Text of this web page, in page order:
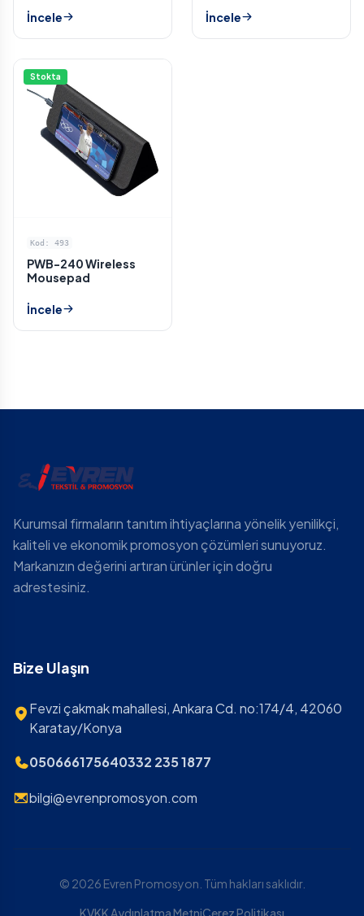
İncele İncele
Stokta
Kod: 493
PWB-240 Wireless
Mousepad
İncele
Kurumsal firmaların tanıtım ihtiyaçlarına yönelik yenilikçi,
kaliteli ve ekonomik promosyon çözümleri sunuyoruz.
Markanızın değerini artıran ürünler için doğru
adrestesiniz.
Bize Ulaşın
Fevzi çakmak mahallesi, Ankara Cd. no:174/4, 42060
Karatay/Konya
050666175640332 235 1877
bilgi@evrenpromosyon.com
© 2026 Evren Promosyon. Tüm hakları saklıdır.
KVKK Aydınlatma MetniÇerez Politikası